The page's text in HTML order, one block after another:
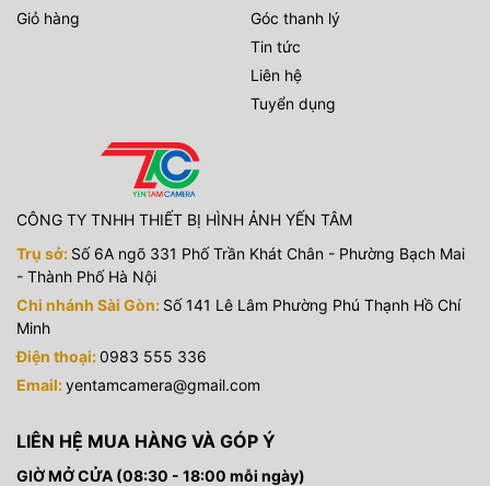
Giỏ hàng
Góc thanh lý
Tin tức
Liên hệ
Tuyển dụng
CÔNG TY TNHH THIẾT BỊ HÌNH ẢNH YẾN TÂM
Trụ sở: Số 6A ngõ 331 Phố Trần Khát Chân - Phường Bạch Mai
- Thành Phố Hà Nội
Chi nhánh Sài Gòn: Số 141 Lê Lâm Phường Phú Thạnh Hồ Chí
Minh
Điện thoại:0983 555 336
Email:yentamcamera@gmail.com
LIÊN HỆ MUA HÀNG VÀ GÓP Ý
GIỜ MỞ CỬA (08:30 - 18:00 mỗi ngày)